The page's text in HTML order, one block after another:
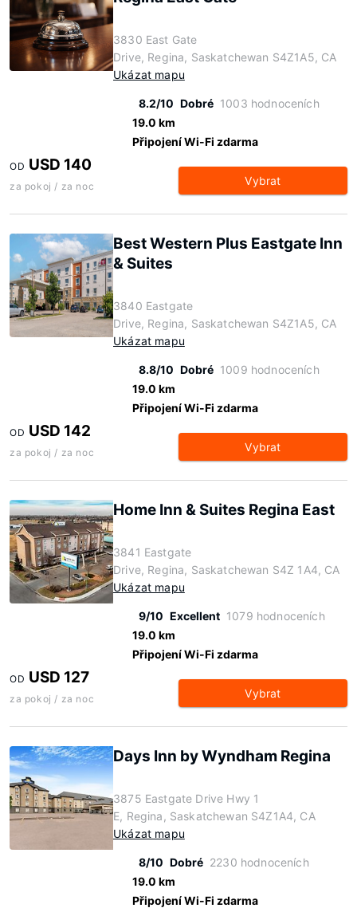
3830 East Gate
Drive, Regina, Saskatchewan S4Z1A5, CA
Ukázat mapu
8.2/10 Dobré 1003 hodnoceních
19.0 km
Připojení Wi-Fi zdarma
OD USD 140
za pokoj / za noc Vybrat
Best Western Plus Eastgate Inn
& Suites
3840 Eastgate
Drive, Regina, Saskatchewan S4Z1A5, CA
Ukázat mapu
8.8/10 Dobré 1009 hodnoceních
19.0 km
Připojení Wi-Fi zdarma
OD USD 142
za pokoj / za noc Vybrat
Home Inn & Suites Regina East
3841 Eastgate
Drive, Regina, Saskatchewan S4Z 1A4, CA
Ukázat mapu
9/10 Excellent 1079 hodnoceních
19.0 km
Připojení Wi-Fi zdarma
OD USD 127
za pokoj / za noc Vybrat
Days Inn by Wyndham Regina
3875 Eastgate Drive Hwy 1
E, Regina, Saskatchewan S4Z1A4, CA
Ukázat mapu
8/10 Dobré 2230 hodnoceních
19.0 km
Připojení Wi-Fi zdarma